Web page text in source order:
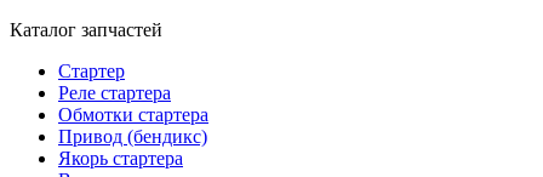
Каталог запчастей
Стартер
Реле стартера
Обмотки стартера
Привод (бендикс)
Якорь стартера